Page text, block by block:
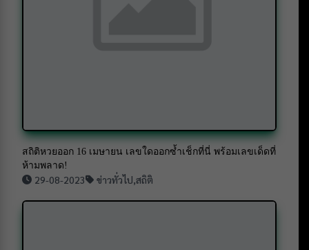
สถิติหวยออก 16 เมษายน เลขใดออกซ้ำเช็กที่นี่ พร้อมเลขเด็ดที่
ห้ามพลาด!
29-08-2023 ข่าวทั่วไป สถิติ